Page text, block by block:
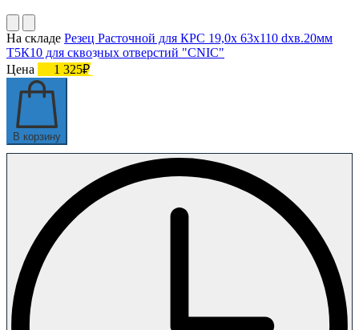
На складе Резец Расточной для КРС 19,0х 63х110 dхв.20мм
Т5К10 для сквозных отверстий "CNIC"
Цена
1 325₽
В корзину